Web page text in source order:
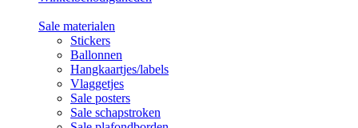
Sale materialen
Stickers
Ballonnen
Hangkaartjes/labels
Vlaggetjes
Sale posters
Sale schapstroken